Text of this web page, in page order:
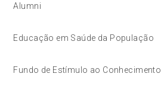
Alumni
Educação em Saúde da População
Fundo de Estímulo ao Conhecimento